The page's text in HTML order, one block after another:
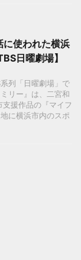
に使われた横浜
日曜劇場】
列「日曜劇場」で
リー』は、二宮和
援作品の『マイフ
に横浜市内のスポ